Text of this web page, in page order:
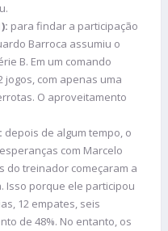
para findar a participação
Barroca assumiu o
B. Em um comando
jogos, com apenas uma
O aproveitamento
depois de algum tempo, o
com Marcelo
do treinador começaram a
Isso porque ele participou
12 empates, seis
de 48%. No entanto, os